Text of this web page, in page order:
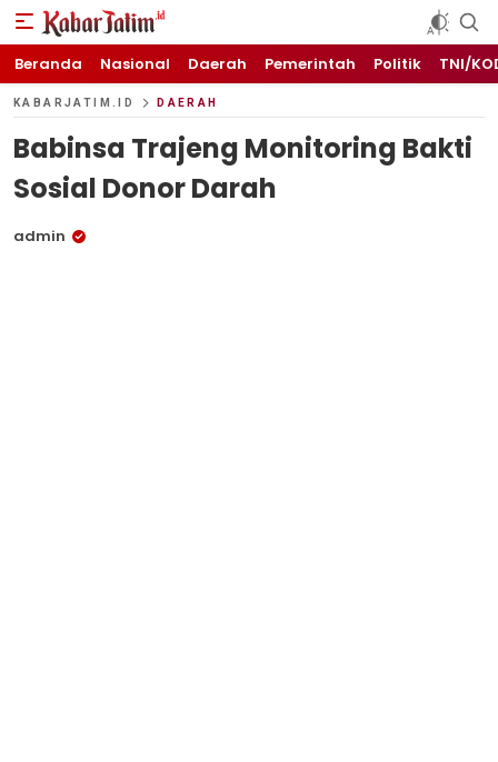
KABARJATIM.id
Kabar Jawa timuran
Beranda Nasional Daerah Pemerintah Politik TNI/
KABARJATIM.ID DAERAH
Babinsa Trajeng Monitoring Bakti
Sosial Donor Darah
admin